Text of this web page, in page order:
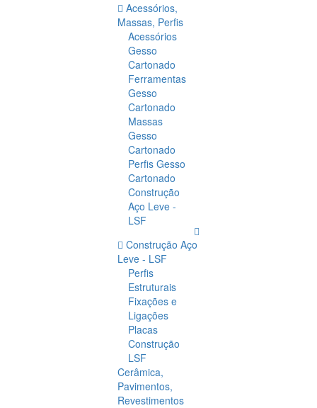
Acessórios,
Massas, Perfis
Acessórios
Gesso
Cartonado
Ferramentas
Gesso
Cartonado
Massas
Gesso
Cartonado
Perfis Gesso
Cartonado
Construção
Aço Leve -
LSF
Construção Aço
Leve - LSF
Perfis
Estruturais
Fixações e
Ligações
Placas
Construção
LSF
Cerâmica,
Pavimentos,
Revestimentos